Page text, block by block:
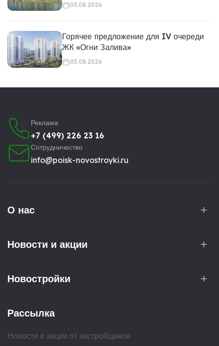
03.08.2026
Горячее предложение для IV очереди
ЖК «Огни Залива»
03.08.2026
Реклама
+7 (499) 226 23 16
Сотрудничество
info@poisk-novostroyki.ru
О нас
Новости и акции
Новостройки
Рассылка
Новости и акции от застройщиков